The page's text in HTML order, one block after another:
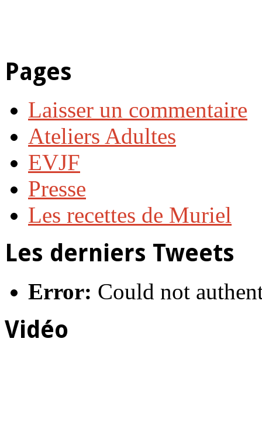
Pages
Laisser un commentaire
Ateliers Adultes
EVJF
Presse
Les recettes de Muriel
Les derniers Tweets
Error: Could not
Vidéo